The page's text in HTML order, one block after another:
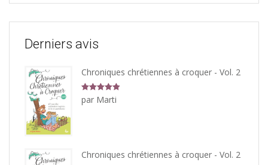
Derniers avis
Chroniques chrétiennes à croquer - Vol. 2
5 sur
5
par Marti
Chroniques chrétiennes à croquer - Vol. 2